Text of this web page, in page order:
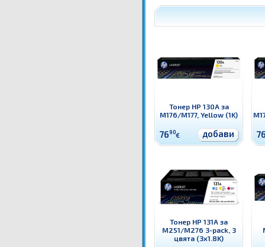
Тонер HP 130A за
M176/M177, Yellow (1K)
7690€ добави
Тонер HP 131A за
M251/M276 3-pack, 3
цвята (3x1.8K)